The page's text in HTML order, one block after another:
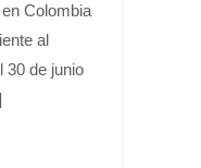
Colombia
al
30 de junio